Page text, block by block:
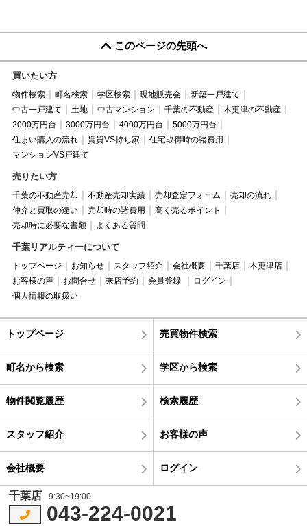
このページの先頭へ
買いたい方
物件検索 町名検索 学区検索 現地販売会
新築一戸建て
中古一戸建て
土地 中古マンション 千葉の不動産
木更津の不動産
2000万円台
3000万円台 4000万円台
5000万円台
住まい購入の流れ
賃貸VS持ち家
住宅取得時の諸費用
マンションVS戸建て
売りたい方
千葉の不動産売却 不動産売却実績 売却査定フォーム
売却の流れ
仲介と買取の違い
売却時の諸費用
高く売るポイント
売却時に必要な書類
よくある質問
千葉リアルティーについて
トップページ お知らせ スタッフ紹介 会社概要 千葉店
木更津店
お客様の声
お問合せ 来店予約 会員登録
ログイン
個人情報の取扱い
トップページ 売買物件検索
町名から検索 学区から検索
物件閲覧履歴 検索履歴
スタッフ紹介 お客様の声
会社概要 ログイン
千葉店 9:30~19:00
043-224-0021